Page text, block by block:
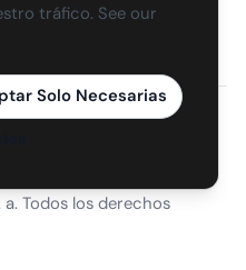
Todos los derechos
tráfico. See our
Solo Necesarias